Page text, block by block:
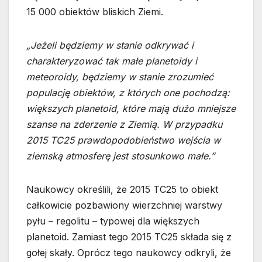
15 000 obiektów bliskich Ziemi.
„Jeżeli będziemy w stanie odkrywać i
charakteryzować tak małe planetoidy i
meteoroidy, będziemy w stanie zrozumieć
populację obiektów, z których one pochodzą:
większych planetoid, które mają dużo mniejsze
szanse na zderzenie z Ziemią. W przypadku
2015 TC25 prawdopodobieństwo wejścia w
ziemską atmosferę jest stosunkowo małe.”
Naukowcy określili, że 2015 TC25 to obiekt
całkowicie pozbawiony wierzchniej warstwy
pyłu – regolitu – typowej dla większych
planetoid. Zamiast tego 2015 TC25 składa się z
gołej skały. Oprócz tego naukowcy odkryli, że